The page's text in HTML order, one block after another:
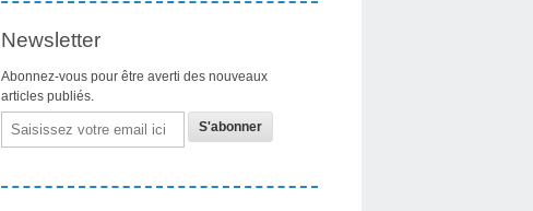
Newsletter
Abonnez-vous pour être averti des nouveaux
articles publiés.
Email